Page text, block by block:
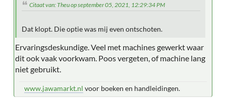
Citaat van: Theu op september 05, 2021, 12:29:34 PM
Dat klopt. Die optie was mij even ontschoten.
Ervaringsdeskundige. Veel met machines gewerkt waar
dit ook vaak voorkwam. Poos vergeten, of machine lang
niet gebruikt.
www.jawamarkt.nl voor boeken en handleidingen.